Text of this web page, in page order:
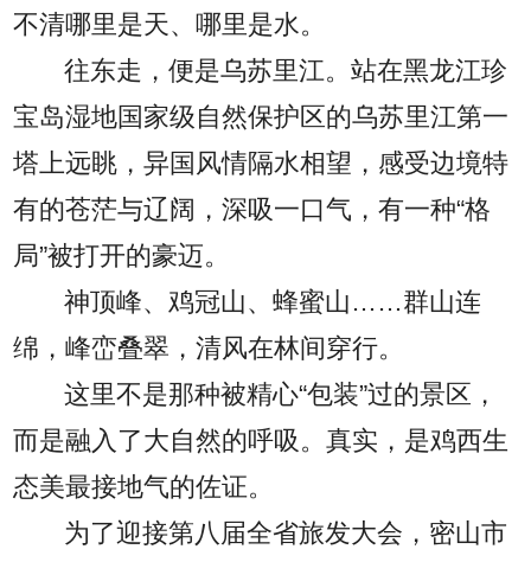
不清哪里是天、哪里是水。
往东走，便是乌苏里江。站在黑龙江珍
宝岛湿地国家级自然保护区的乌苏里江第一
塔上远眺，异国风情隔水相望，感受边境特
有的苍茫与辽阔，深吸一口气，有一种“格
局”被打开的豪迈。
神顶峰、鸡冠山、蜂蜜山……群山连
绵，峰峦叠翠，清风在林间穿行。
这里不是那种被精心“包装”过的景区，
而是融入了大自然的呼吸。真实，是鸡西生
态美最接地气的佐证。
为了迎接第八届全省旅发大会，密山市